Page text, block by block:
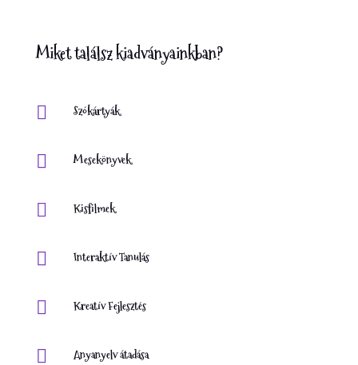
Miket találsz kiadványainkban?
 Szókártyák
 Mesekönyvek
 Kisfilmek
 Interaktív Tanulás
 Kreatív Fejlesztés
 Anyanyelv átadása